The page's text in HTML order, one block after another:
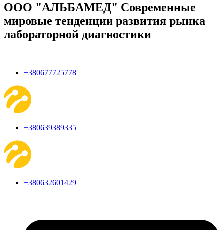
ООО "АЛЬБАМЕД" Современные
мировые тенденции развития рынка
лабораторной диагностики
+380677725778
+380639389335
+380632601429